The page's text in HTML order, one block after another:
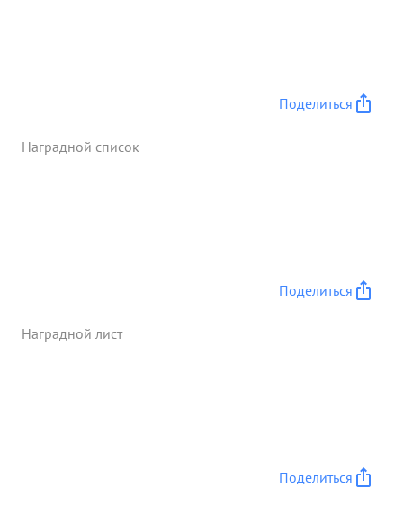
приказов командова нин в борьбе с немецкими
правительственной награды ордена "Красное
Поделиться
Наградной список
Поделиться
Наградной лист
Поделиться